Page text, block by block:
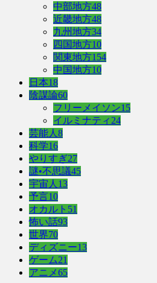
中部地方48
近畿地方48
九州地方34
四国地方10
関東地方154
中国地方10
日本18
陰謀論60
フリーメイソン15
イルミナティ 24
芸能人 8
科学16
やりすぎ27
謎•不思議45
宇宙人 13
予言10
オカルト 51
怖い話93
世界70
ディズニー13
ゲーム21
アニメ65